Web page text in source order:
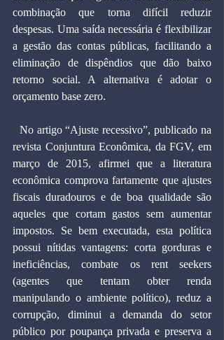
combinação que torna difícil reduzir
despesas. Uma saída necessária é flexibilizar
a gestão das contas públicas, facilitando a
eliminação de dispêndios que dão baixo
retorno social. A alternativa é adotar o
orçamento base zero.
revista Conjuntura Econômica, da FGV, em
março de 2015, afirmei que a literatura
econômica comprova fartamente que ajustes
fiscais duradouros e de boa qualidade são
aqueles que cortam gastos sem aumentar
impostos. Se bem executada, esta política
possui nítidas vantagens: corta gorduras e
ineficiências, combate os rent seekers
(agentes que tentam obter renda
manipulando o ambiente político), reduz a
corrupção, diminui a demanda do setor
público por poupança privada e preserva a